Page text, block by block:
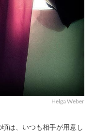
Helga Weber
は、いつも相手が用意し